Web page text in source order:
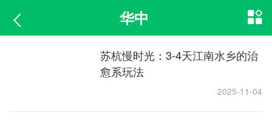
华中
苏杭慢时光：3-4天江南水乡的治
愈系玩法
2025-11-04